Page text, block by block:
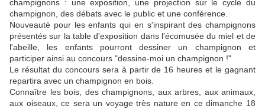
champignons : une exposition, une projection sur le cycle du
champignon, des débats avec le public et une conférence.
Nouveauté pour les enfants qui en s'inspirant des champignons
présentés sur la table d'exposition dans l'écomusée du miel et de
l'abeille, les enfants pourront dessiner un champignon et
participer ainsi au concours "dessine-moi un champignon !"
Le résultat du concours sera à partir de 16 heures et le gagnant
repartira avec un champignon en bois.
Connaître les bois, des champignons, aux arbres, aux animaux,
aux oiseaux, ce sera un voyage très nature en ce dimanche 18